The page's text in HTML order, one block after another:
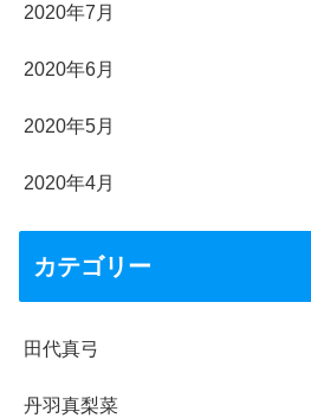
2020年7月
2020年6月
2020年5月
2020年4月
カテゴリー
田代真弓
丹羽真梨菜